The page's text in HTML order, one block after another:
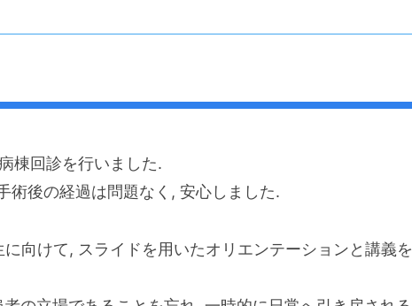
棟回診を行いました.
術後の経過は問題なく, 安心しました.
向けて, スライドを用いたオリエンテーションと講義を